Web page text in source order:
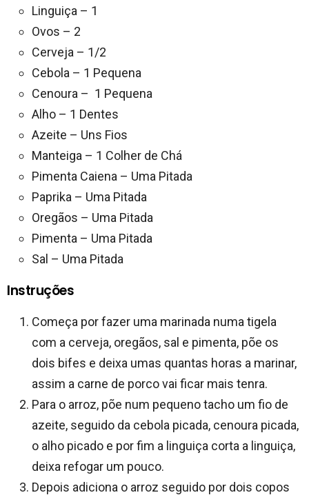
Linguiça – 1
Ovos – 2
Cerveja – 1/2
Cebola – 1 Pequena
Cenoura – 1 Pequena
Alho – 1 Dentes
Azeite – Uns Fios
Manteiga – 1 Colher de Chá
Pimenta Caiena – Uma Pitada
Paprika – Uma Pitada
Oregãos – Uma Pitada
Pimenta – Uma Pitada
Sal – Uma Pitada
Instruções
Começa por fazer uma marinada numa tigela
com a cerveja, oregãos, sal e pimenta, põe os
dois bifes e deixa umas quantas horas a marinar,
assim a carne de porco vai ficar mais tenra.
Para o arroz, põe num pequeno tacho um fio de
azeite, seguido da cebola picada, cenoura picada,
o alho picado e por fim a linguiça corta a linguiça,
deixa refogar um pouco.
Depois adiciona o arroz seguido por dois copos